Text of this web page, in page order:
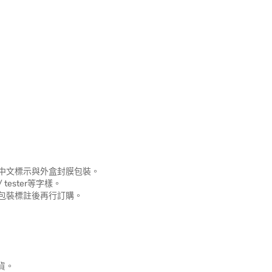
文標示與外盒封膜包裝。
等字樣。
裝標註後再行訂購。
。